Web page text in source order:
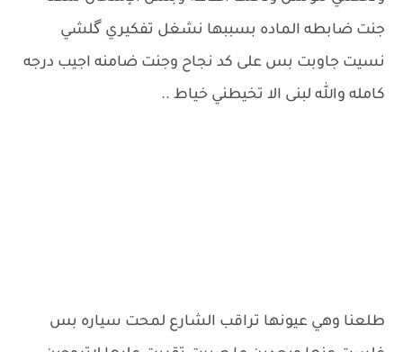
جنت ضابطه الماده بسببها نشغل تفكيري گلشي
نسيت جاوبت بس على كد نجاح وجنت ضامنه اجيب درجه
كامله والله لبنى الا تخيطني خياط ..
طلعنا وهي عيونها تراقب الشارع لمحت سياره بس